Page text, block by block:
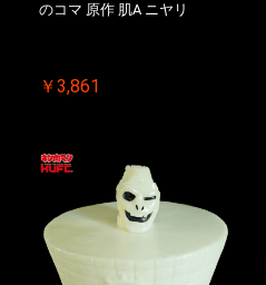
のコマ 原作 肌A ニヤリ
￥3,861